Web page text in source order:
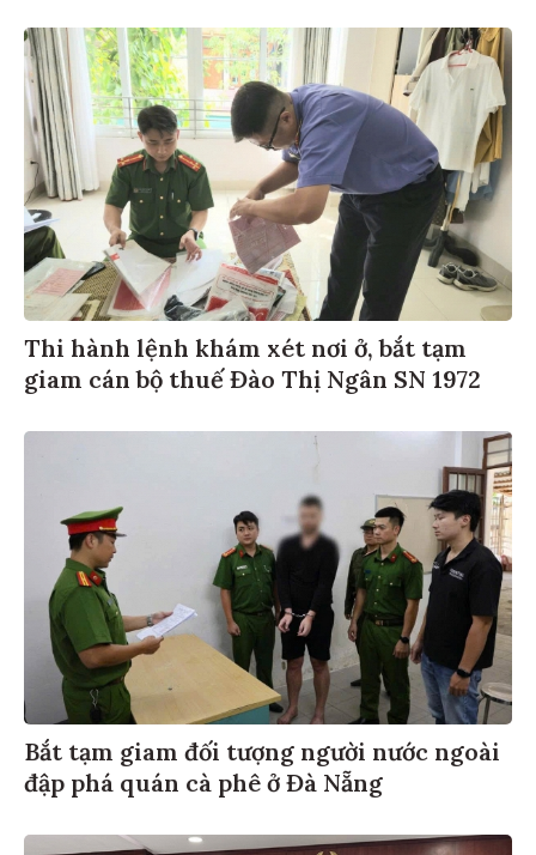
Thi hành lệnh khám xét nơi ở, bắt tạm
giam cán bộ thuế Đào Thị Ngân SN 1972
Bắt tạm giam đối tượng người nước ngoài
đập phá quán cà phê ở Đà Nẵng